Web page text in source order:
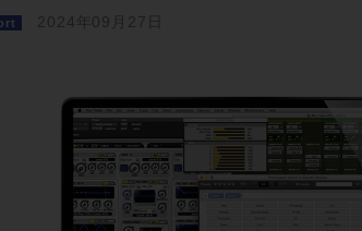
2024年09月27日